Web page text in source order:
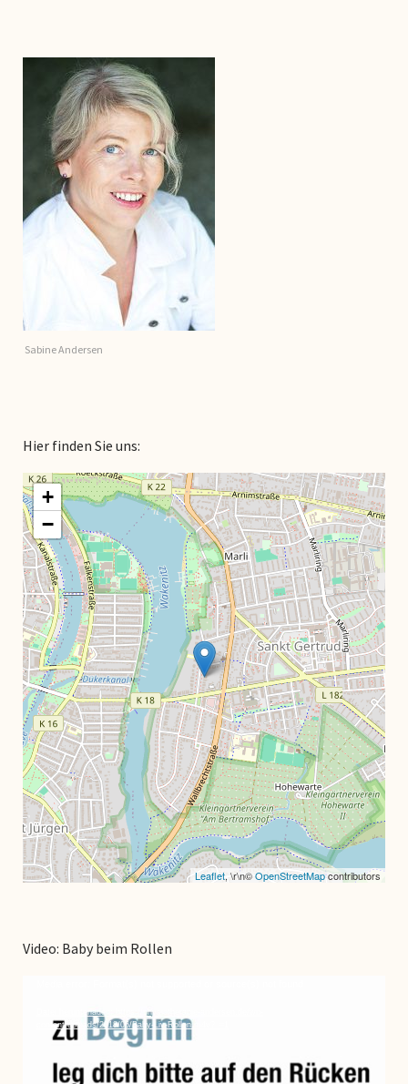
Sabine Andersen
Hier finden Sie uns:
+
−
Leaflet, \r\n©OpenStreetMapcontributors
Video: Baby beim Rollen
Datei herunterladen: https://physiotherapie-andersen.de/wp-
content/uploads/2018/06/Baby-Liv-Rollen.m4v?_=1